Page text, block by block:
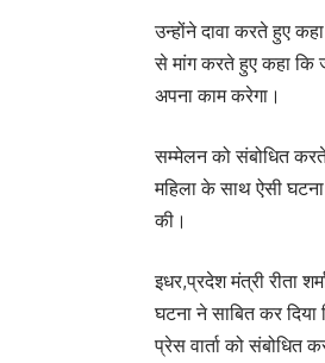
उन्होंने दावा करते हुए
से मांग करते हुए कहा कि
अपना काम करेगा।
सम्मेलन को संबोधित
महिला के साथ ऐसी घटना
की।
इधर,प्रदेश मंत्री रीता
घटना ने साबित कर दिया
प्रेस वार्ता को संबोधित